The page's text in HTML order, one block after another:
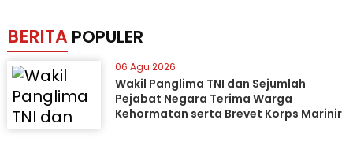
BERITA POPULER
06 Agu 2026
Wakil Panglima TNI dan Sejumlah
Pejabat Negara Terima Warga
Kehormatan serta Brevet Korps Marinir